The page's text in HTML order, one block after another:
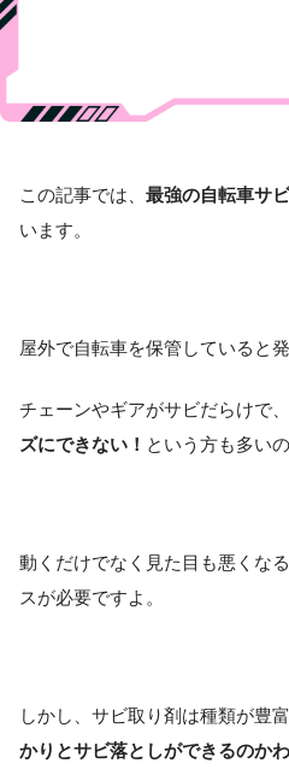
この記事では、 最強の自転車サ
います。
屋外で自転車を保管していると
チェーンやギアがサビだらけで、
ズにできない！ という方も多い
動くだけでなく見た目も悪くな
スが必要ですよ。
しかし、サビ取り剤は種類が豊富
かりとサビ落としができるのか